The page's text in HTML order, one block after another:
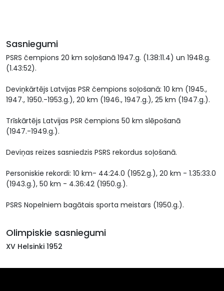
Sasniegumi
PSRS čempions 20 km soļošanā 1947.g. (1.38:11.4) un 1948.g.
(1.43:52).
Deviņkārtējs Latvijas PSR čempions soļošanā: 10 km (1945.,
1947., 1950.-1953.g.), 20 km (1946., 1947.g.), 25 km (1947.g.).
Trīskārtējs Latvijas PSR čempions 50 km slēpošanā
(1947.-1949.g.).
Deviņas reizes sasniedzis PSRS rekordus soļošanā.
Personiskie rekordi: 10 km- 44:24.0 (1952.g.), 20 km - 1.35:33.0
(1943.g.), 50 km - 4.36:42 (1950.g.).
PSRS Nopelniem bagātais sporta meistars (1950.g.).
Olimpiskie sasniegumi
XV Helsinki 1952